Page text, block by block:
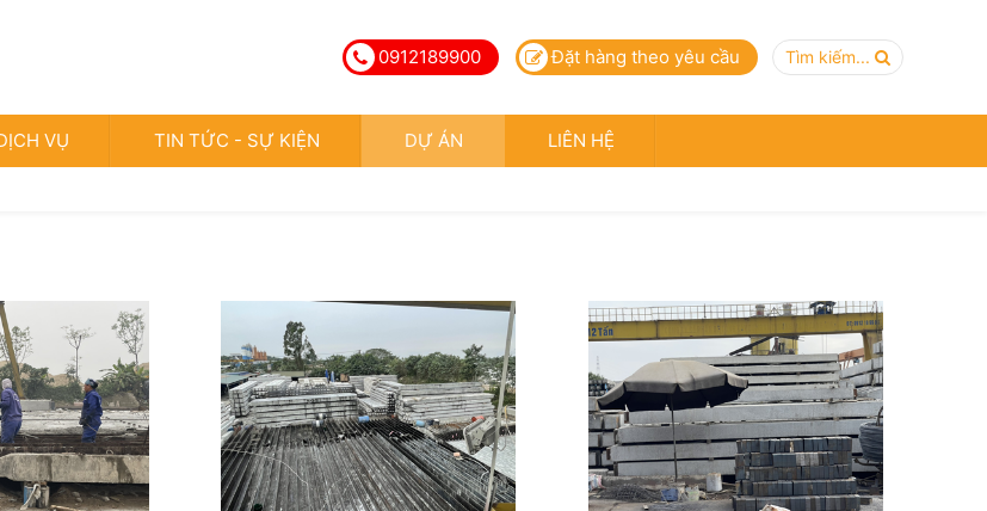
0912189900 Đặt hàng theo yêu cầu Tìm kiếm...
VỤ TIN TỨC - SỰ KIỆN DỰ ÁN LIÊN HỆ